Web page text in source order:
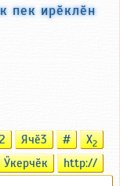
пек ирӗклӗн
Ячӗ3 # X2
Ӳкерчӗк http://